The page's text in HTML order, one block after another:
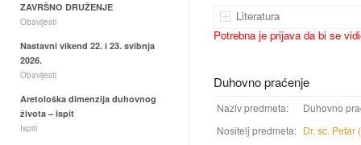
Literatura
Potrebna je prijava da bi se
Duhovno praćenje
Naziv predmeta:
Duhovno
Nositelj predmeta: Dr. sc. Petar
ZAVRŠNO DRUŽENJE
Obavijesti
Nastavni vikend 22. i 23. svibnja
2026.
Obavijesti
Aretološka dimenzija duhovnog
života – ispit
Ispiti